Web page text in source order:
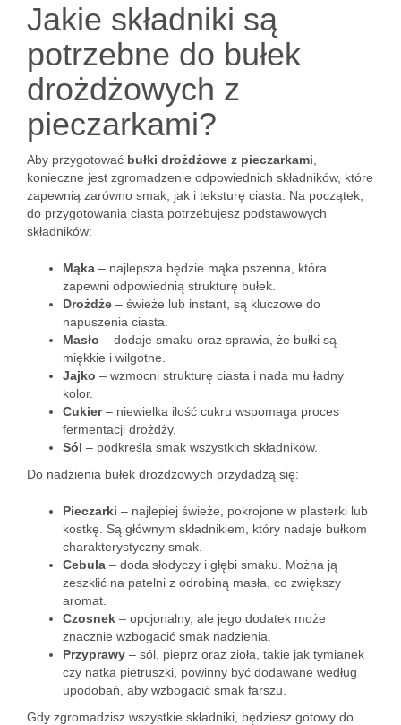
Jakie składniki są
potrzebne do bułek
drożdżowych z
pieczarkami?
Aby przygotować bułki drożdżowe z pieczarkami
konieczne jest zgromadzenie odpowiednich składników, które
zapewnią zarówno smak, jak i teksturę ciasta. Na początek,
do przygotowania ciasta potrzebujesz podstawowych
składników:
Mąka – najlepsza będzie mąka pszenna, która
zapewni odpowiednią strukturę bułek.
Drożdże – świeże lub instant, są kluczowe do
napuszenia ciasta.
Masło – dodaje smaku oraz sprawia, że bułki są
miękkie i wilgotne.
Jajko – wzmocni strukturę ciasta i nada mu ładny
kolor.
Cukier– niewielka ilość cukru wspomaga proces
fermentacji drożdży.
Sól – podkreśla smak wszystkich składników.
Do nadzienia bułek drożdżowych przydadzą się:
Pieczarki – najlepiej świeże, pokrojone w plasterki lub
kostkę. Są głównym składnikiem, który nadaje bułkom
charakterystyczny smak.
Cebula – doda słodyczy i głębi smaku. Można ją
zeszklić na patelni z odrobiną masła, co zwiększy
aromat.
Czosnek – opcjonalny, ale jego dodatek może
znacznie wzbogacić smak nadzienia.
Przyprawy – sól, pieprz oraz zioła, takie jak tymianek
czy natka pietruszki, powinny być dodawane według
upodobań, aby wzbogacić smak farszu.
Gdy zgromadzisz wszystkie składniki, będziesz gotowy do